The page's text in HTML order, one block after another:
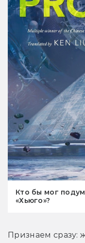
Кто бы мог
«Хьюго»?
Признаем сразу: